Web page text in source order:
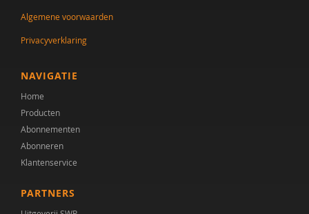
Cisco Aerts
M.E. Akkermans
Monika Althaus
Helena Andrea
Algemene voorwaarden
Privacyverklaring
NAVIGATIE
Home
Producten
Abonnementen
Abonneren
Klantenservice
PARTNERS